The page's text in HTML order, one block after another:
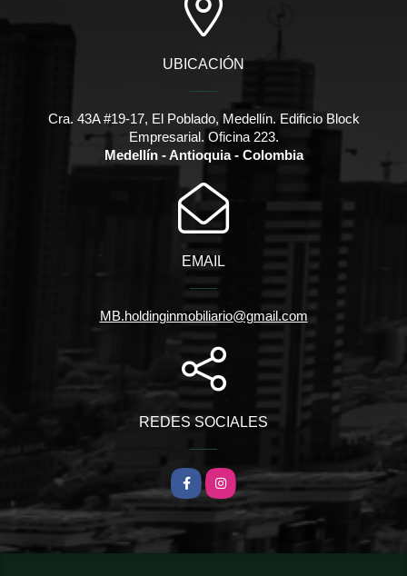
UBICACIÓN
Cra. 43A #19-17, El Poblado, Medellín. Edificio Block
Empresarial. Oficina 223.
Medellín - Antioquia - Colombia
EMAIL
MB.holdinginmobiliario@gmail.com
REDES SOCIALES
FacebookInstagram